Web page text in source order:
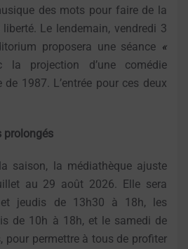
des mots pour faire de la
Le lendemain, vendredi 3
proposera une séance «
projection d’une comédie
1987. L’entrée pour ces deux
prolongés
saison, la médiathèque ajuste
au 29 août 2026. Elle sera
jeudis de 13h30 à 18h, les
de 10h à 18h, et le samedi de
pour permettre à tous de profiter